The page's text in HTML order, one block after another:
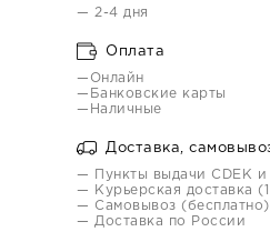
— 2-4 дня
Оплата
—Онлайн
—Банковские карты
—Наличные
Доставка,
— Пункты выдачи CDEK
— Курьерская доставка
— Самовывоз (бесплатно)
— Доставка по России